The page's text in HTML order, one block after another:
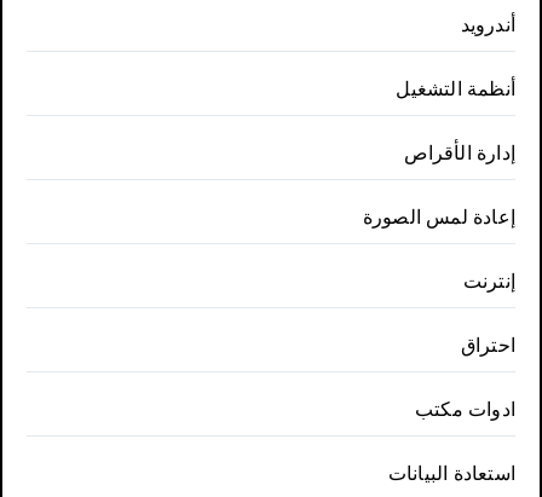
أندرويد
أنظمة التشغيل
إدارة الأقراص
إعادة لمس الصورة
إنترنت
احتراق
ادوات مكتب
استعادة البيانات